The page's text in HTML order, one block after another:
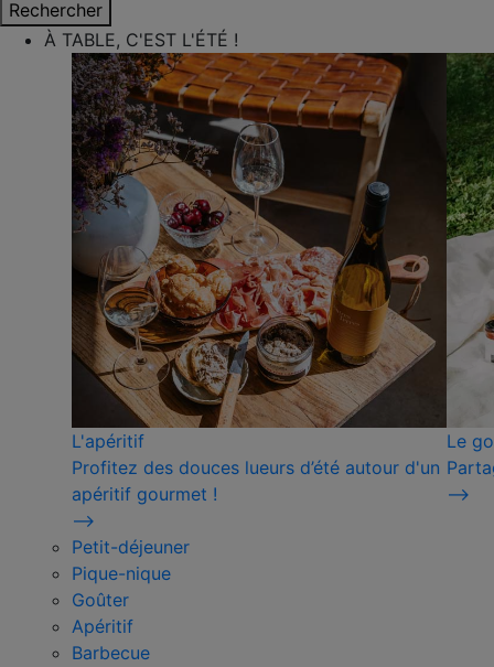
Rechercher
À TABLE, C'EST L'ÉTÉ !
L'apéritif
Profitez des douces lueurs d’été autour d'un
apéritif gourmet !
⟶
Le
⟶
Petit-déjeuner
Pique-nique
Goûter
Apéritif
Barbecue